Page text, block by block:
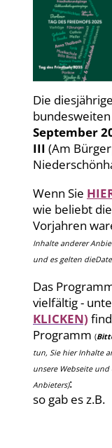
Die
September
III (Am
Wenn Sie
wie beliebt
Vorjahren
Inhalte anderer
und es gelten
Das
vielfältig -
KLICKEN)
Programm (
tun, Sie hier Inhalte
unsere Webseite
Anbieters):
so gab es z.B.